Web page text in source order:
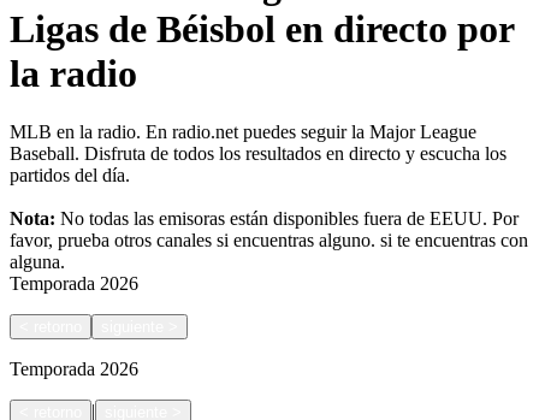
Ligas de Béisbol en directo por
la radio
MLB en la radio. En radio.net puedes seguir la Major League
Baseball. Disfruta de todos los resultados en directo y escucha los
partidos del día.
Nota: No todas las emisoras están disponibles fuera de EEUU. Por
favor, prueba otros canales si encuentras alguno. si te encuentras con
alguna.
Temporada 2026
Temporada 2026
|